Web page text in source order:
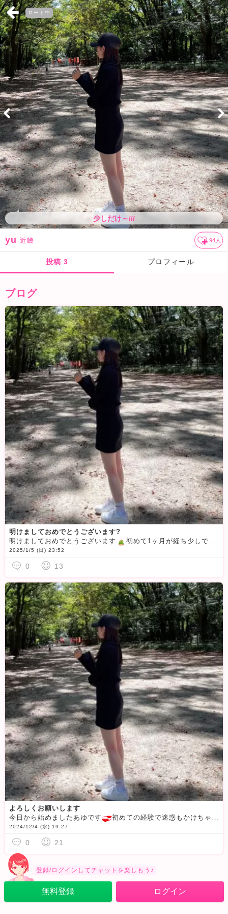
ロード中
少しだけ～///
登録/ログインしてチャットを楽しもう♪
無料登録 ログイン
yu 近畿 94 人
投稿 3 プロフィール
ブログ
明けましておめでとうございます?
明けましておめでとうございます
初めて1ヶ月が経ち少しですが慣れてきていろんな方とお話もできとても楽しくやれてます
2025/1/5 (日) 23:52
0 13
よろしくお願いします
今日から始めましたあゆです
初めての経験で迷惑もかけちゃうかもですがたくさんお話しできたらいいなと思います
2024/12/4 (水) 19:27
0 21